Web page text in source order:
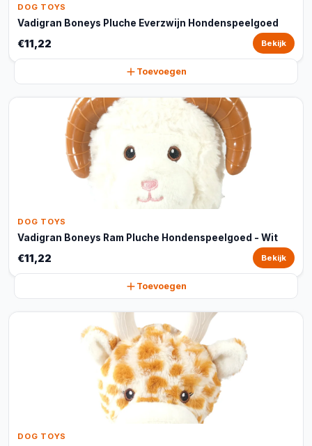
DOG TOYS
Vadigran Boneys Pluche Everzwijn Hondenspeelgoed
€11,22 Bekijk
Toevoegen
DOG TOYS
Vadigran Boneys Ram Pluche Hondenspeelgoed - Wit
€11,22 Bekijk
Toevoegen
DOG TOYS